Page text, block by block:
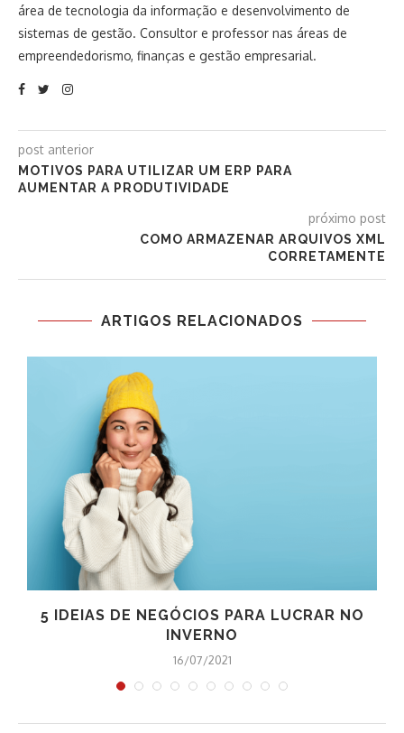
área de tecnologia da informação e desenvolvimento de
sistemas de gestão. Consultor e professor nas áreas de
empreendedorismo, finanças e gestão empresarial.
post anterior
MOTIVOS PARA UTILIZAR UM ERP PARA
AUMENTAR A PRODUTIVIDADE
próximo post
COMO ARMAZENAR ARQUIVOS XML
CORRETAMENTE
ARTIGOS RELACIONADOS
5 IDEIAS DE NEGÓCIOS PARA LUCRAR NO
INVERNO
16/07/2021